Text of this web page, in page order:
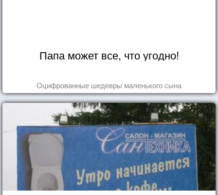
Папа может все, что угодно!
Оцифрованные шедевры маленького сына